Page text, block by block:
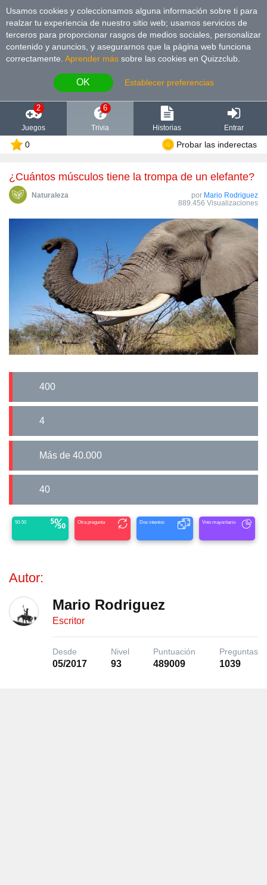
Usamos cookies y coleccionamos alguna información sobre ti para
realzar tu experiencia de nuestro sitio web; usamos servicios de
terceros para proporcionar rasgos de medios sociales, personalizar
contenido y anuncios, y asegurarnos que la página web funciona
correctamente. Aprender más sobre las cookies en Quizzclub.
OK Establecer preferencias
2
Juegos
6
Trivia Historias Entrar
0 Probar las inderectas
¿Cuántos músculos tiene la trompa de un elefante?
Naturaleza por Mario Rodriguez
889.456 Visualizaciones
400
4
más de 40.000
40
50-50 Otra pregunta Dos intentos Voto mayoritario
Autor:
Mario Rodriguez
Escritor
Desde
05/2017
Nivel
93
Puntuación
489009
Preguntas
1039